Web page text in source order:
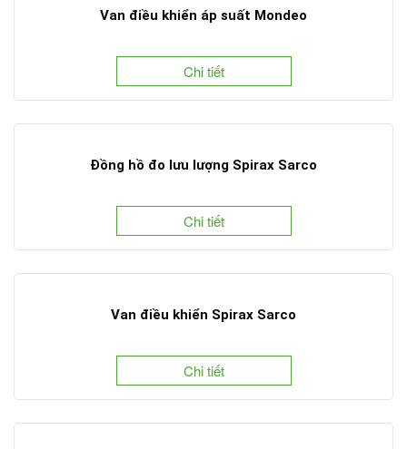
Van điều khiển áp suất Mondeo
Chi tiết
Đồng hồ đo lưu lượng Spirax Sarco
Chi tiết
Van điều khiển Spirax Sarco
Chi tiết